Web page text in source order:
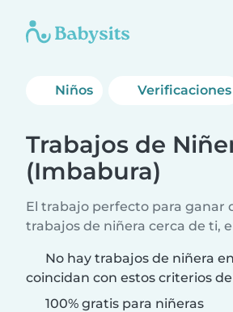
Niños Verificaciones
Trabajos de
(Imbabura)
El trabajo perfecto para ganar
trabajos de niñera cerca de ti,
No hay trabajos de niñera
coincidan con estos criterios
100% gratis para niñeras